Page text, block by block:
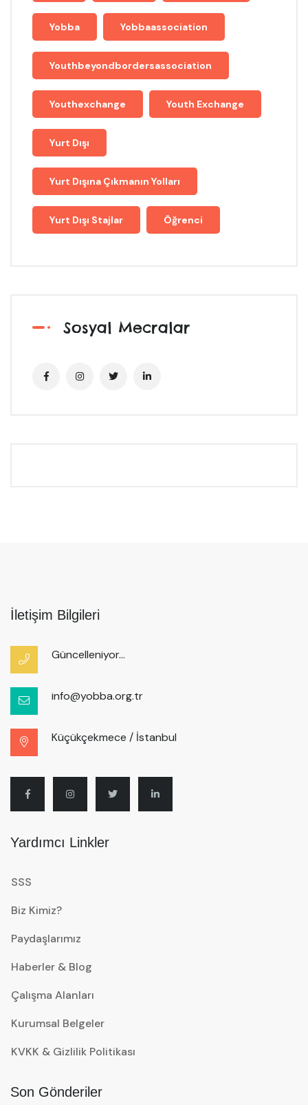
Yobba Yobbaassociation
Youthbeyondbordersassociation
Youthexchange Youth Exchange
Yurt Dışı
Yurt Dışına Çıkmanın Yolları
Yurt Dışı Stajlar Öğrenci
Sosyal Mecralar
İletişim Bilgileri
Güncelleniyor...
info@yobba.org.tr
Küçükçekmece / İstanbul
Yardımcı Linkler
SSS
Biz Kimiz?
Paydaşlarımız
Haberler & Blog
Çalışma Alanları
Kurumsal Belgeler
KVKK & Gizlilik Politikası
Son Gönderiler